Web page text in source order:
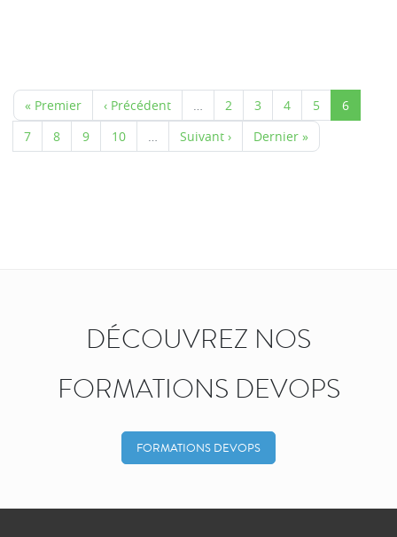
« Premier ‹ Précédent 2 3 4 5
6
7
8 9 10 Suivant › Dernier »
DÉCOUVREZ NOS
FORMATIONS DEVOPS
FORMATIONS DEVOPS